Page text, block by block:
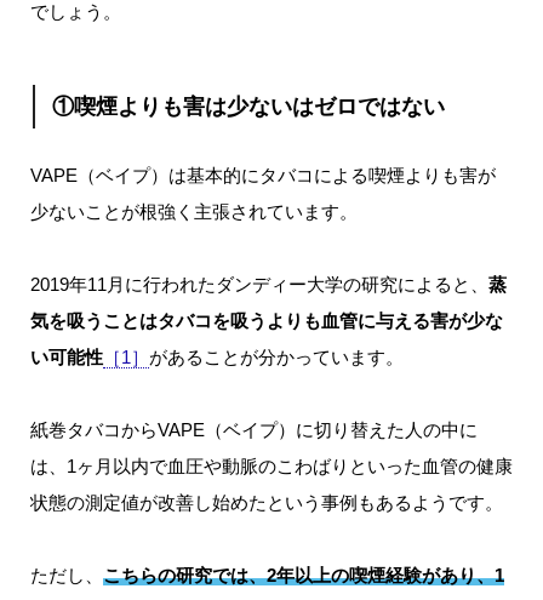
でしょう。
①喫煙よりも害は少ないはゼロではない
VAPE（ベイプ）は基本的にタバコによる喫煙よりも害が
少ないことが根強く主張されています。
2019年11月に行われたダンディー大学の研究によると、 蒸
気を吸うことはタバコを吸うよりも血管に与える害が少な
い可能性［1］ があることが分かっています。
紙巻タバコからVAPE（ベイプ）に切り替えた人の中に
は、1ヶ月以内で血圧や動脈のこわばりといった血管の健康
状態の測定値が改善し始めたという事例もあるようです。
ただし、 こちらの研究では、2年以上の喫煙経験があり、1